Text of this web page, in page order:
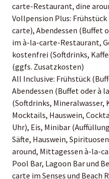
carte-Restaurant, dine
Vollpension Plus:
carte), Abendessen (Buffet
im à-la-carte-Restaurant,
kostenfrei (Softdrinks,
(ggfs. Zusatzkosten)
All Inclusive: Frühstück
Abendessen (Buffet oder à
(Softdrinks, Mineralwasser,
Mocktails, Hauswein,
Uhr), Eis, Minibar
Säfte, Hauswein,
around, Mittagessen à-la-
Pool Bar, Lagoon Bar und
carte im Senses und Beach